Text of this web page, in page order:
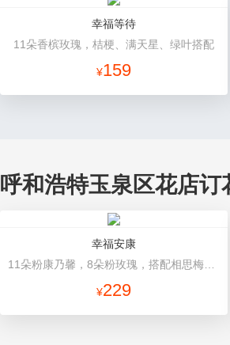
幸福等待
11朵香槟玫瑰，桔梗、满天星、绿叶搭配
¥159
呼和浩特玉泉区花店订
幸福安康
¥229